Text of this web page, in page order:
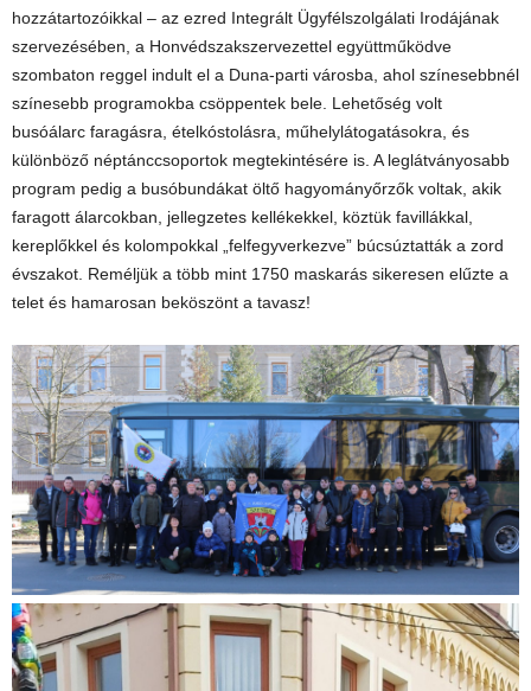
hozzátartozóikkal – az ezred Integrált Ügyfélszolgálati Irodájának
szervezésében, a Honvédszakszervezettel együttműködve
szombaton reggel indult el a Duna-parti városba, ahol színesebbnél
színesebb programokba csöppentek bele. Lehetőség volt
busóálarc faragásra, ételkóstolásra, műhelylátogatásokra, és
különböző néptánccsoportok megtekintésére is. A leglátványosabb
program pedig a busóbundákat öltő hagyományőrzők voltak, akik
faragott álarcokban, jellegzetes kellékekkel, köztük favillákkal,
kereplőkkel és kolompokkal „felfegyverkezve” búcsúztatták a zord
évszakot. Reméljük a több mint 1750 maskarás sikeresen elűzte a
telet és hamarosan beköszönt a tavasz!